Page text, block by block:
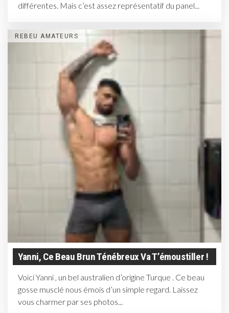
différentes. Mais c’est assez représentatif du panel...
REBEU AMATEURS
Yanni, Ce Beau Brun Ténébreux Va T’émoustiller !
Voici Yanni , un bel australien d’origine Turque . Ce beau
gosse musclé nous émois d’un simple regard. Laissez
vous charmer par ses photos...